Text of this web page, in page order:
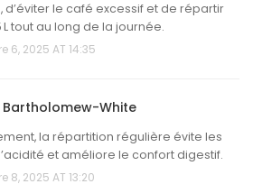
d’éviter le café excessif et de répartir
L tout au long de la journée.
6, 2025 AT 14:35
Bartholomew-White
la répartition régulière évite les
et améliore le confort digestif.
8, 2025 AT 13:20